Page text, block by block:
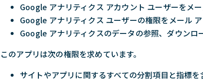
Google アナリティクス アカウント ユーザーをメ
Google アナリティクス ユーザーの権限をメール
Google アナリティクスのデータの参照、ダウンロ
このアプリは次の権限を求めています。
サイトやアプリに関するすべての分割項目と指標